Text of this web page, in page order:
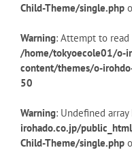
Child-Theme/single.php
Warning: Attempt to read
/home/tokyoecole01/o-
content/themes/o-
50
Warning: Undefined
irohado.co.jp/
Child-Theme/single.php